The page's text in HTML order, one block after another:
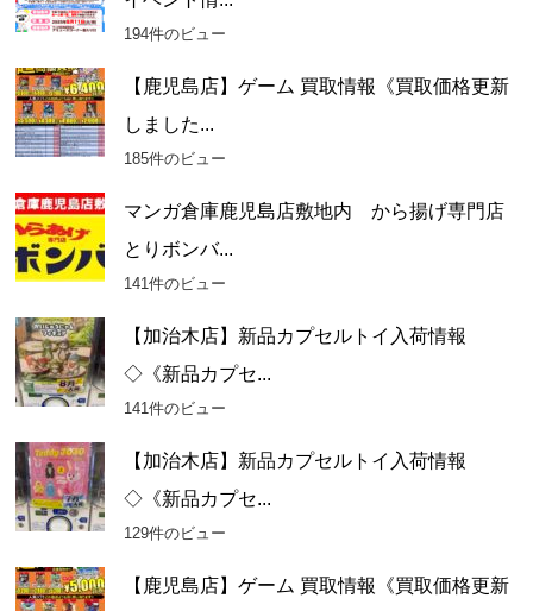
194件のビュー
【鹿児島店】ゲーム 買取情報《買取価格更新
しました...
185件のビュー
マンガ倉庫鹿児島店敷地内 から揚げ専門店
とりボンバ...
141件のビュー
【加治木店】新品カプセルトイ入荷情報
◇《新品カプセ...
141件のビュー
【加治木店】新品カプセルトイ入荷情報
◇《新品カプセ...
129件のビュー
【鹿児島店】ゲーム 買取情報《買取価格更新